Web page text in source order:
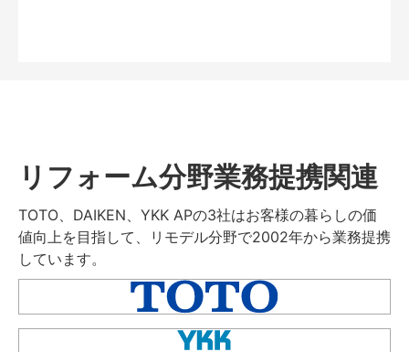
リフォーム分野業務提携関連
TOTO、DAIKEN、YKK APの3社はお客様の暮らしの価
値向上を目指して、リモデル分野で2002年から業務提携
しています。